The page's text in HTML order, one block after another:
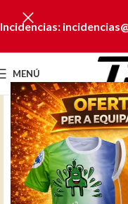
Incidencias:
MENÚ